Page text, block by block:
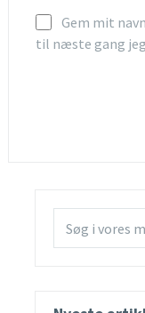
Gem mit
til næste gang